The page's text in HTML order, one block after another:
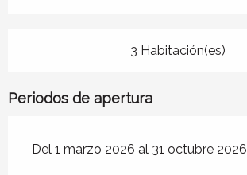
3 Habitación(es)
Periodos de apertura
Del 1 marzo 2026 al 31 octubre 2026